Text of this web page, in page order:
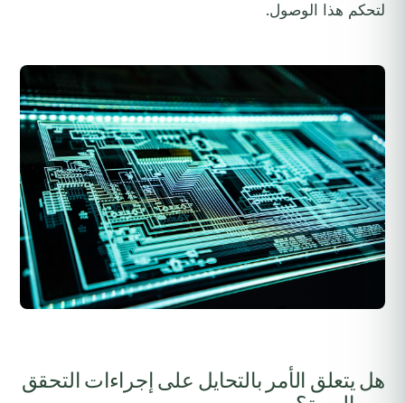
لتحكم هذا الوصول.
هل يتعلق الأمر بالتحايل على إجراءات التحقق